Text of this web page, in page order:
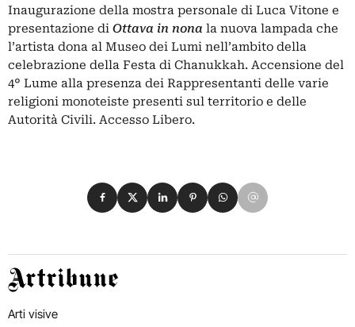
Inaugurazione della mostra personale di Luca Vitone e
presentazione di Ottava in nona la nuova lampada che
l’artista dona al Museo dei Lumi nell’ambito della
celebrazione della Festa di Chanukkah. Accensione del
4° Lume alla presenza dei Rappresentanti delle varie
religioni monoteiste presenti sul territorio e delle
Autorità Civili. Accesso Libero.
Condividi su Facebook
Condividi su X
Condividi su LinkedIn
Condividi su Pinterest
Condividi su WhatsApp
Condividi su Email
Artribune
Arti visive